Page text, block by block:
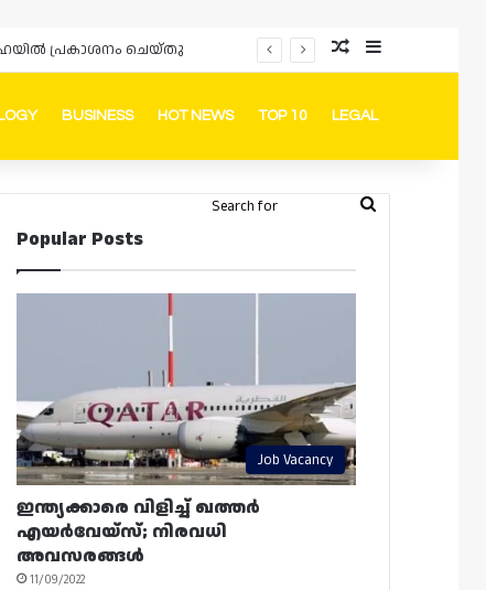
പ്രകാശനം ചെയ്തു Random Article
Sidebar
BUSINESS HOT NEWS TOP 10 LEGAL
Telegram
Whatsapp Random Article
Switch skin
Search
Popular Posts
Job Vacancy
ഇന്ത്യക്കാരെ വിളിച്ച് ഖത്തർ
എയർവേയ്‌സ്; നിരവധി
അവസരങ്ങൾ
11/09/2022